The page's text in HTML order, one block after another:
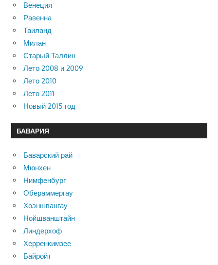
Венеция
Равенна
Таиланд
Милан
Старый Таллин
Лето 2008 и 2009
Лето 2010
Лето 2011
Новый 2015 год
БАВАРИЯ
Баварский рай
Мюнхен
Нимфенбург
Обераммергау
Хоэншвангау
Нойшванштайн
Линдерхоф
Херренкимзее
Байройт